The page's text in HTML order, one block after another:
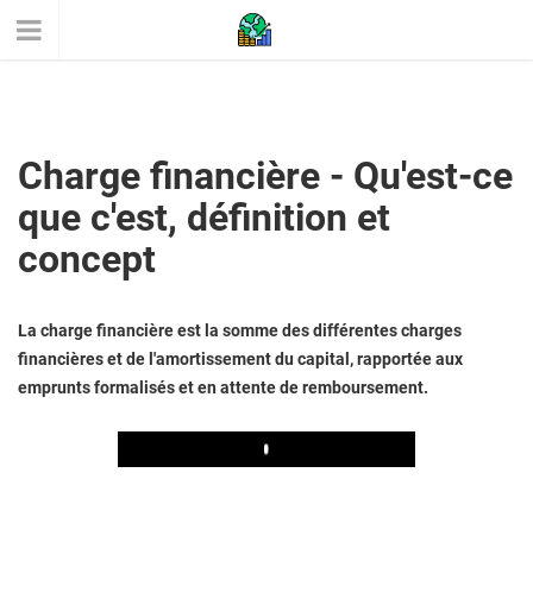
Charge financière - Qu'est-ce
que c'est, définition et
concept
La charge financière est la somme des différentes charges
financières et de l'amortissement du capital, rapportée aux
emprunts formalisés et en attente de remboursement.
Play